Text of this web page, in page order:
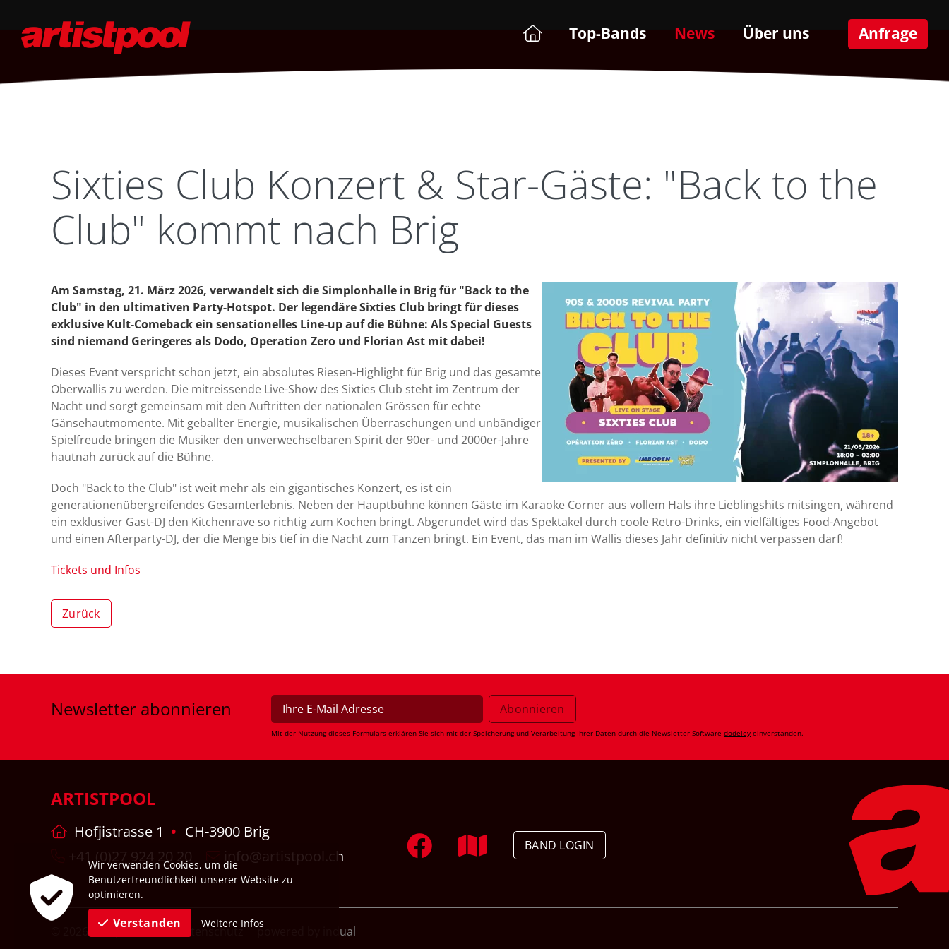
Top-Bands News Über uns Anfrage
Sixties Club Konzert & Star-Gäste: "Back to the
Club" kommt nach Brig
Am Samstag, 21. März 2026, verwandelt sich die Simplonhalle in Brig für "Back to the
Club" in den ultimativen Party-Hotspot. Der legendäre Sixties Club bringt für dieses
exklusive Kult-Comeback ein sensationelles Line-up auf die Bühne: Als Special Guests
sind niemand Geringeres als Dodo, Operation Zero und Florian Ast mit dabei!
Dieses Event verspricht schon jetzt, ein absolutes Riesen-Highlight für Brig und das gesamte
Oberwallis zu werden. Die mitreissende Live-Show des Sixties Club steht im Zentrum der
Nacht und sorgt gemeinsam mit den Auftritten der nationalen Grössen für echte
Gänsehautmomente. Mit geballter Energie, musikalischen Überraschungen und unbändiger
Spielfreude bringen die Musiker den unverwechselbaren Spirit der 90er- und 2000er-Jahre
hautnah zurück auf die Bühne.
Doch "Back to the Club" ist weit mehr als ein gigantisches Konzert, es ist ein
generationenübergreifendes Gesamterlebnis. Neben der Hauptbühne können Gäste im Karaoke Corner aus vollem Hals ihre Lieblingshits mitsingen, während
ein exklusiver Gast-DJ den Kitchenrave so richtig zum Kochen bringt. Abgerundet wird das Spektakel durch coole Retro-Drinks, ein vielfältiges Food-Angebot
und einen Afterparty-DJ, der die Menge bis tief in die Nacht zum Tanzen bringt. Ein Event, das man im Wallis dieses Jahr definitiv nicht verpassen darf!
Tickets und Infos
Zurück
Newsletter abonnieren
Mit der Nutzung dieses Formulars erklären Sie sich mit der Speicherung und Verarbeitung Ihrer Daten durch die Newsletter-Software dodeley einverstanden.
ARTISTPOOL
Hofjistrasse 1
CH-3900 Brig
+41 (0)27 924 20 20
info@artistpool.ch
BAND LOGIN
Impressum Datenschutz powered by indual
Wir verwenden Cookies, um die
Benutzerfreundlichkeit unserer Website zu
optimieren.
Verstanden Weitere Infos